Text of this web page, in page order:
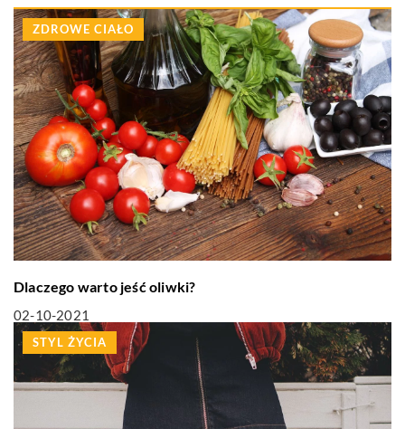
ZDROWE CIAŁO
Dlaczego warto jeść oliwki?
02-10-2021
STYL ŻYCIA